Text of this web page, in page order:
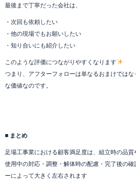
最後まで丁寧だった会社は、
・次回も依頼したい
・他の現場でもお願いしたい
・知り合いにも紹介したい
このような評価につながりやすくなります
つまり、アフターフォローは単なるおまけでは
な価値なのです。
■ まとめ
足場工事業における顧客満足度は、組立時の品質
使用中の対応・調整・解体時の配慮・完了後の
ーによって大きく左右されます